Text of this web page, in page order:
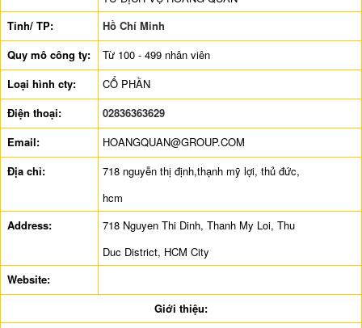
Tỉnh/ TP:
Hồ Chí Minh
Quy mô công ty:
Từ 100 - 499 nhân viên
Loại hình cty:
CỔ PHẦN
Điện thoại:
02836363629
Email:
HOANGQUAN@GROUP.COM
Địa chỉ:
718 nguyễn thị định,thạnh mỹ lợi, thủ đức,
hcm
Address:
718 Nguyen Thi Dinh, Thanh My Loi, Thu
Duc District, HCM City
Website:
Giới thiệu: